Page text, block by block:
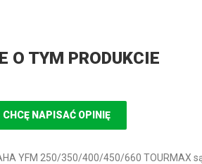
O TYM PRODUKCIE
CHCĘ NAPISAĆ OPINIĘ
YFM 250/350/400/450/660 TOURMAX